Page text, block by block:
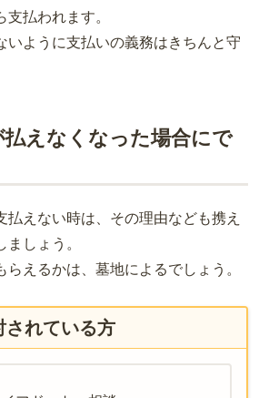
払われます。
いように支払いの義務はきちんと守
えなくなった場合にで
払えない時は、その理由なども携え
しょう。
らえるかは、墓地によるでしょう。
されている方